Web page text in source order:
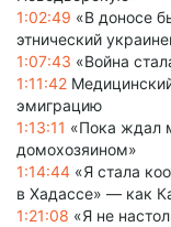
1:02:49 «В доносе
этнический
1:07:43 «Война
1:11:42
эмиграцию
1:13:11 «Пока ждал
домохозяином»
1:14:44 «Я стала
в Хадассе» — как
1:21:08 «Я не